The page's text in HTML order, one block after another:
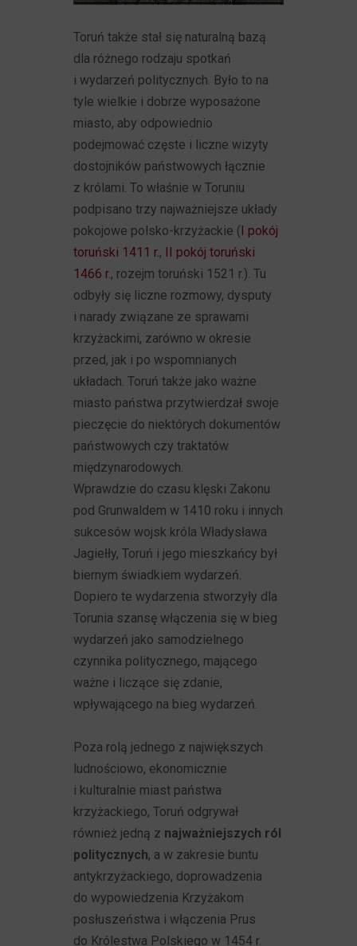
Toruń także stał się naturalną bazą
dla różnego rodzaju spotkań
i wydarzeń politycznych. Było to na
tyle wielkie i dobrze wyposażone
miasto, aby odpowiednio
podejmować częste i liczne wizyty
dostojników państwowych łącznie
z królami. To właśnie w Toruniu
podpisano trzy najważniejsze układy
pokojowe polsko-krzyżackie (I pokój
toruński 1411 r., II pokój toruński
1466 r., rozejm toruński 1521 r.). Tu
odbyły się liczne rozmowy, dysputy
i narady związane ze sprawami
krzyżackimi, zarówno w okresie
przed, jak i po wspomnianych
układach. Toruń także jako ważne
miasto państwa przytwierdzał swoje
pieczęcie do niektórych dokumentów
państwowych czy traktatów
międzynarodowych.
Wprawdzie do czasu klęski Zakonu
pod Grunwaldem w 1410 roku i innych
sukcesów wojsk króla Władysława
Jagiełły, Toruń i jego mieszkańcy był
biernym świadkiem wydarzeń.
Dopiero te wydarzenia stworzyły dla
Torunia szansę włączenia się w bieg
wydarzeń jako samodzielnego
czynnika politycznego, mającego
ważne i liczące się zdanie,
wpływającego na bieg wydarzeń.
Poza rolą jednego z największych
ludnościowo, ekonomicznie
i kulturalnie miast państwa
krzyżackiego, Toruń odgrywał
również jedną z najważniejszych ról
politycznych, a w zakresie buntu
antykrzyżackiego, doprowadzenia
do wypowiedzenia Krzyżakom
posłuszeństwa i włączenia Prus
do Królestwa Polskiego w 1454 r.